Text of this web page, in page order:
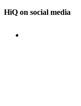
HiQ on social media